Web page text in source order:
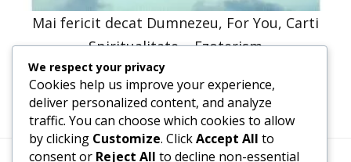
Mai fericit decat Dumnezeu, For You, Carti
Spiritualitate – Ezoterism
30,66lei
We respect your privacy
Cookies help us improve your experience,
deliver personalized content, and analyze
traffic. You can choose which cookies to allow
by clicking Customize. ClickAccept All to
consent or Reject All to decline non-essential